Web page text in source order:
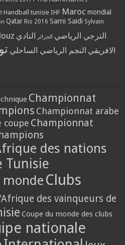
Handball tunisie IHF Maroc mondial
Qatar Rio 2016 Sami Saidi Sylvain
الترجي الرياضي الجزائر النادي
الافريقي النجم الرياضي الساحلي
Championnat
Championnat arabe
coupe Championnat
des nations
Tunisie
Clubs
des vainqueurs de
Coupe du monde des clubs
nationale